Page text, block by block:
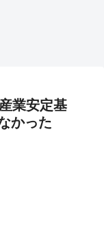
業安定基
かった